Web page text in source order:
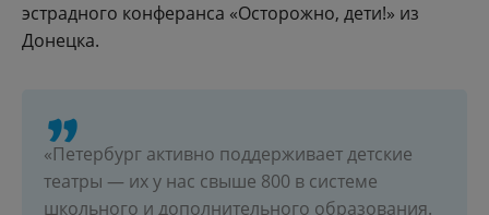
эстрадного конферанса «Осторожно, дети!» из
Донецка.
«Петербург активно поддерживает детские
театры — их у нас свыше 800 в системе
школьного и дополнительного образования.